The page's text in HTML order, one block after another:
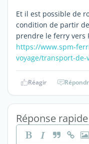
Et il est possible de
condition de partir
prendre le ferry vers
https://www.spm-
voyage/transport-de-
Réagir
Réponse rapide